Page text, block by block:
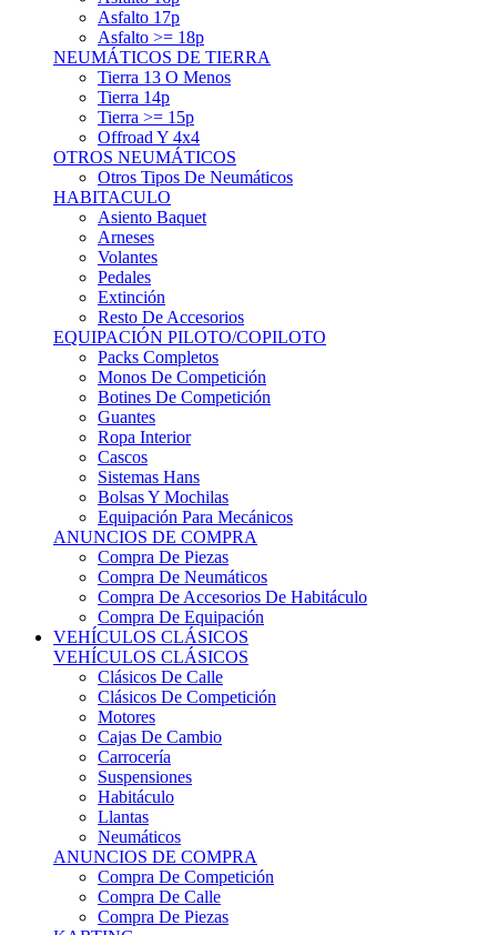
Asfalto >= 18p
NEUMÁTICOS DE TIERRA
Tierra 13 O Menos
Tierra 14p
Tierra >= 15p
Offroad Y 4x4
OTROS NEUMÁTICOS
Otros Tipos De Neumáticos
HABITACULO
Asiento Baquet
Arneses
Volantes
Pedales
Extinción
Resto De Accesorios
EQUIPACIÓN PILOTO/COPILOTO
Packs Completos
Monos De Competición
Botines De Competición
Guantes
Ropa Interior
Cascos
Sistemas Hans
Bolsas Y Mochilas
Equipación Para Mecánicos
ANUNCIOS DE COMPRA
Compra De Piezas
Compra De Neumáticos
Compra De Accesorios De Habitáculo
Compra De Equipación
VEHÍCULOS CLÁSICOS
VEHÍCULOS CLÁSICOS
Clásicos De Calle
Clásicos De Competición
Motores
Cajas De Cambio
Carrocería
Suspensiones
Habitáculo
Llantas
Neumáticos
ANUNCIOS DE COMPRA
Compra De Competición
Compra De Calle
Compra De Piezas
KARTING
KARTING